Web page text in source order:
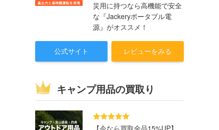
災用に持つなら高機能で安全
な『Jackeryポータブル電
源』がオススメ！
公式サイト レビューをみる
キャンプ用品の買取り
【今なら買取全品15%UP】